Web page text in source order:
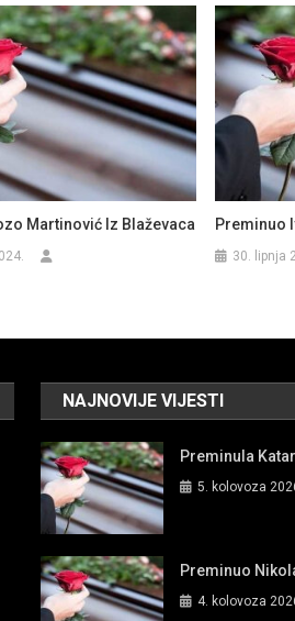
Martinović Iz Blaževaca Preminuo
30. lipnja
NAJNOVIJE VIJESTI
Preminula
5. kolovoza
Preminuo
4. kolovoza